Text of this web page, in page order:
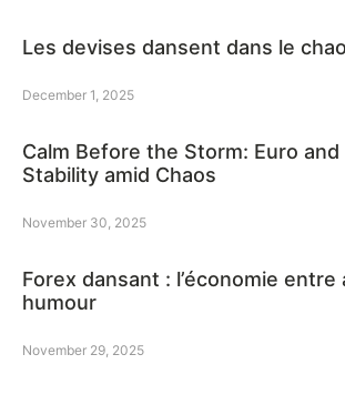
Les devises dansent dans le
December 1, 2025
Calm Before the Storm: Euro and
Stability amid Chaos
November 30, 2025
Forex dansant : l’économie
humour
November 29, 2025